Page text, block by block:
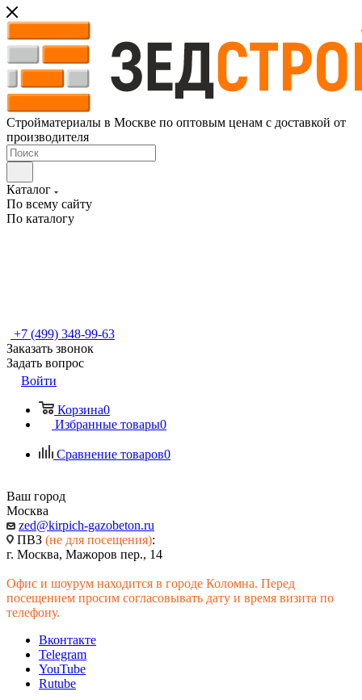
Стройматериалы в Москве по оптовым ценам с доставкой от
производителя
Каталог
По всему сайту
По каталогу
+7 (499) 348-99-63
Заказать звонок
Задать вопрос
Войти
Корзина0
Избранные товары0
Сравнение товаров0
Ваш город
Москва
zed@kirpich-gazobeton.ru
ПВЗ (не для посещения):
г. Москва, Мажоров пер., 14
Офис и шоурум находится в городе Коломна. Перед
посещением просим согласовывать дату и время визита по
телефону.
Вконтакте
Telegram
YouTube
Rutube